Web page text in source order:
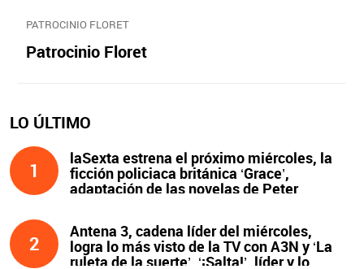
PATROCINIO FLORET
Patrocinio Floret
LO ÚLTIMO
1
laSexta estrena el próximo miércoles, la
ficción policiaca británica ‘Grace’,
adaptación de las novelas de Peter
2
Antena 3, cadena líder del miércoles,
logra lo más visto de la TV con A3N y ‘La
ruleta de la suerte’. ‘¡Salta!’, líder y lo